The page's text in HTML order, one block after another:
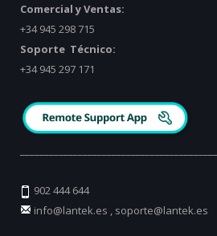
Comercial y Ventas:
+34 945 298 715
Soporte Técnico:
+34 945 297 171
902 444 644
info@lantek.es , soporte@lantek.es